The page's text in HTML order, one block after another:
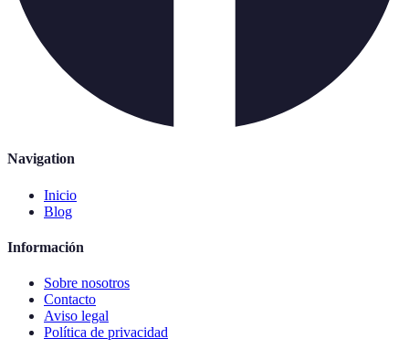
Navigation
Inicio
Blog
Información
Sobre nosotros
Contacto
Aviso legal
Política de privacidad